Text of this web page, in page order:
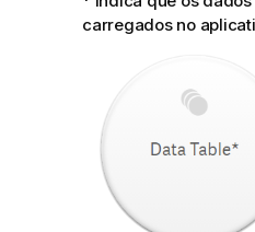
carregados no